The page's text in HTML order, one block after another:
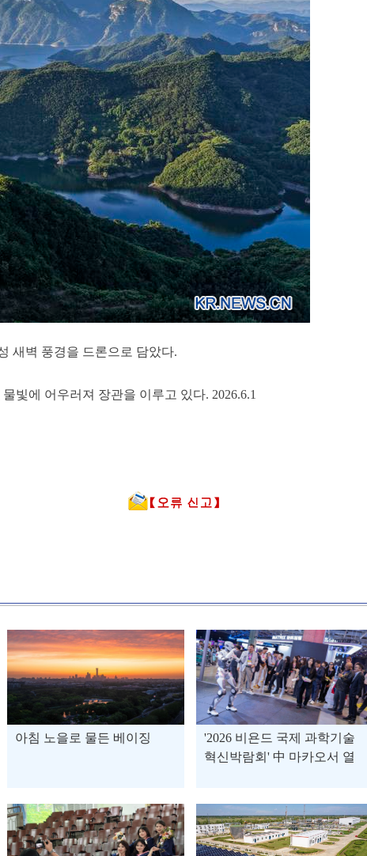
새벽 풍경을 드론으로 담았다.
빛에 어우러져 장관을 이루고 있다. 2026.6.1
아침 노을로 물든 베이징
'2026 비욘드 국제 과학기술
혁신박람회' 中 마카오서 열